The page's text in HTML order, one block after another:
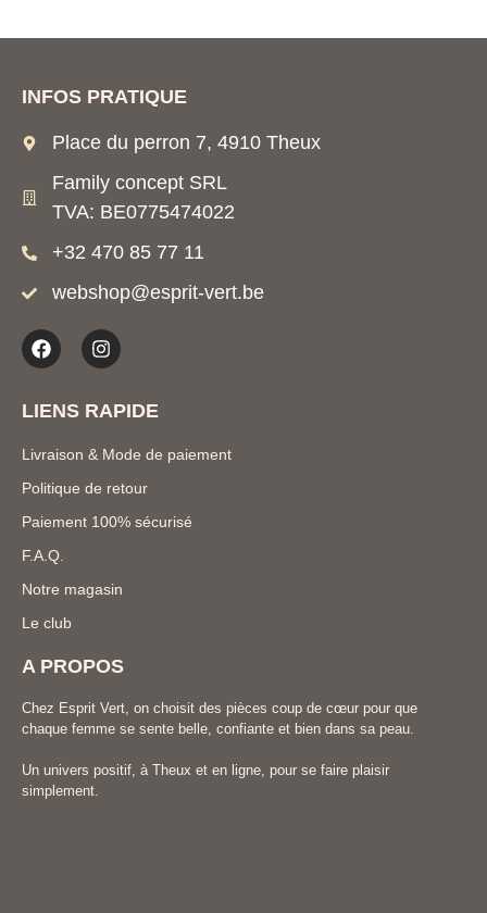
INFOS PRATIQUE
Place du perron 7, 4910 Theux
Family concept SRL
TVA: BE0775474022
+32 470 85 77 11
webshop@esprit-vert.be
LIENS RAPIDE
Livraison & Mode de paiement
Politique de retour
Paiement 100% sécurisé
F.A.Q.
Notre magasin
Le club
A PROPOS
Chez Esprit Vert, on choisit des pièces coup de cœur pour que
chaque femme se sente belle, confiante et bien dans sa peau.
Un univers positif, à Theux et en ligne, pour se faire plaisir
simplement.